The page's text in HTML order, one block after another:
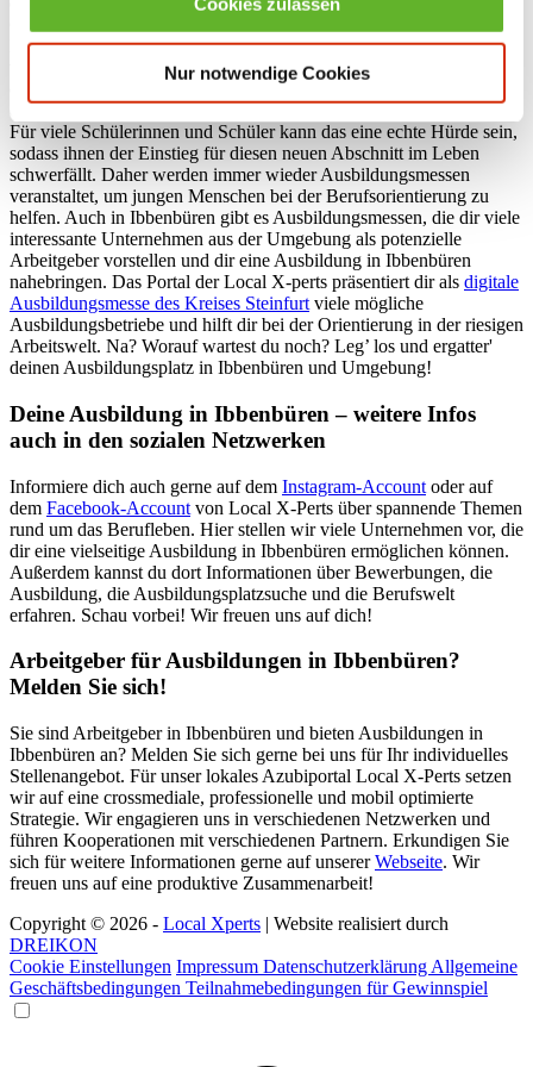
Nur notwendige Cookies
Eine Ausbildung in Ibbenbüren ist für dich und viele andere
vielleicht der richtige Einstieg in die Berufswelt. Denk dran, dass du
dich rechtzeitig über Möglichkeiten informierst und für dich
entscheidest, ob und welche Ausbildung du dir vorstellen kannst.
Für viele Schülerinnen und Schüler kann das eine echte Hürde sein,
sodass ihnen der Einstieg für diesen neuen Abschnitt im Leben
schwerfällt. Daher werden immer wieder Ausbildungsmessen
veranstaltet, um jungen Menschen bei der Berufsorientierung zu
helfen. Auch in Ibbenbüren gibt es Ausbildungsmessen, die dir viele
interessante Unternehmen aus der Umgebung als potenzielle
Arbeitgeber vorstellen und dir eine Ausbildung in Ibbenbüren
nahebringen. Das Portal der Local X-perts präsentiert dir als digitale
Ausbildungsmesse des Kreises Steinfurt viele mögliche
Ausbildungsbetriebe und hilft dir bei der Orientierung in der riesigen
Arbeitswelt. Na? Worauf wartest du noch? Leg’ los und ergatter'
deinen Ausbildungsplatz in Ibbenbüren und Umgebung!
Deine Ausbildung in Ibbenbüren – weitere Infos
auch in den sozialen Netzwerken
Informiere dich auch gerne auf dem Instagram-Account oder auf
dem Facebook-Account von Local X-Perts über spannende Themen
rund um das Berufleben. Hier stellen wir viele Unternehmen vor, die
dir eine vielseitige Ausbildung in Ibbenbüren ermöglichen können.
Außerdem kannst du dort Informationen über Bewerbungen, die
Ausbildung, die Ausbildungsplatzsuche und die Berufswelt
erfahren. Schau vorbei! Wir freuen uns auf dich!
Arbeitgeber für Ausbildungen in Ibbenbüren?
Melden Sie sich!
Sie sind Arbeitgeber in Ibbenbüren und bieten Ausbildungen in
Ibbenbüren an? Melden Sie sich gerne bei uns für Ihr individuelles
Stellenangebot. Für unser lokales Azubiportal Local X-Perts setzen
wir auf eine crossmediale, professionelle und mobil optimierte
Strategie. Wir engagieren uns in verschiedenen Netzwerken und
führen Kooperationen mit verschiedenen Partnern. Erkundigen Sie
sich für weitere Informationen gerne auf unsererWebseite. Wir
freuen uns auf eine produktive Zusammenarbeit!
Copyright © 2026 - Local Xperts | Website realisiert durch
DREIKON
Cookie Einstellungen Impressum Datenschutzerklärung Allgemeine
Geschäftsbedingungen Teilnahmebedingungen für Gewinnspiel